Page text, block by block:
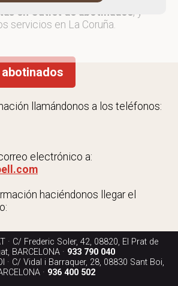
en Outlet de abotinados, y
servicios en La Coruña.
llamándonos a los teléfonos:
electrónico a:
haciéndonos llegar el
· C/ Frederic Soler, 42, 08820, El Prat de
BARCELONA · 933 790 040
· C/ Vidal i Barraquer, 28, 08830 Sant Boi,
· 936 400 502